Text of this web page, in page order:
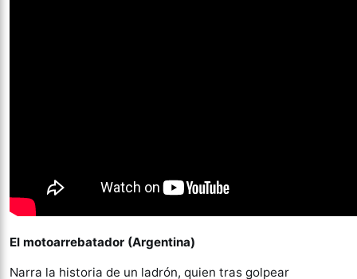
El motoarrebatador (Argentina)
Narra la historia de un ladrón, quien tras golpear